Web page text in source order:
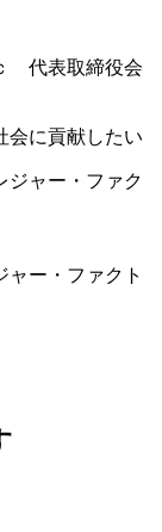
代表取締役会
会に貢献したい
ー・ファクト